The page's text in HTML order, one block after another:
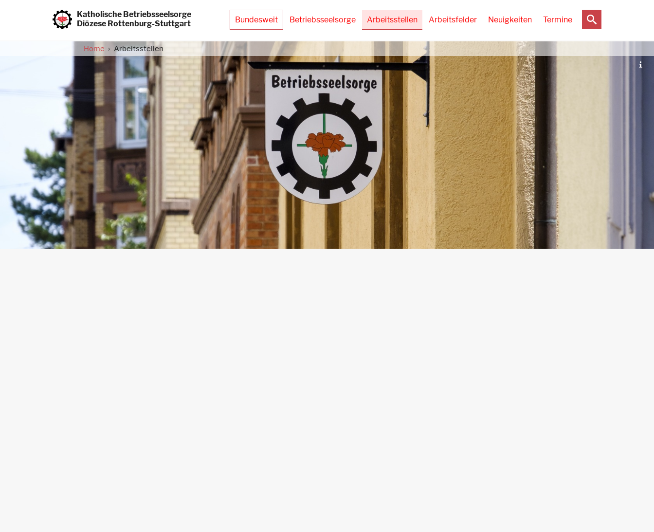
Katholische Betriebsseelsorge
Diözese Rottenburg-Stuttgart
Bundesweit Betriebsseelsorge Arbeitsstellen Arbeitsfelder Neuigkeiten Termine
Pfadnavigation
Home Arbeitsstellen